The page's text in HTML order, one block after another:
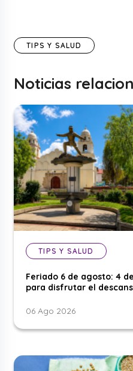
TIPS Y SALUD
Noticias
TIPS Y SALUD
Feriado 6 de agosto: 4
para disfrutar el
06 Ago 2026